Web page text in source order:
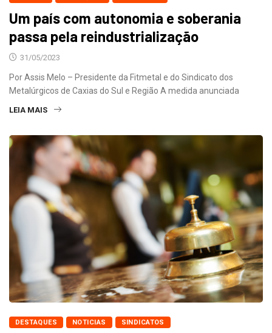
Um país com autonomia e soberania
passa pela reindustrialização
31/05/2023
Por Assis Melo – Presidente da Fitmetal e do Sindicato dos
Metalúrgicos de Caxias do Sul e Região A medida anunciada
LEIA MAIS
DESTAQUES NOTICIAS SINDICATOS